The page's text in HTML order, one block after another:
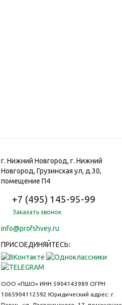
г. Нижний Новгород, г. Нижний
Новгород, Грузинская ул, д.30,
помещение П4
+7 (495) 145-95-99
Заказать звонок
info@profshvey.ru
ПРИСОЕДИНЯЙТЕСЬ:
ООО «ПШО» ИНН 5904143989 ОГРН
1065904112592 Юридический адрес: г.